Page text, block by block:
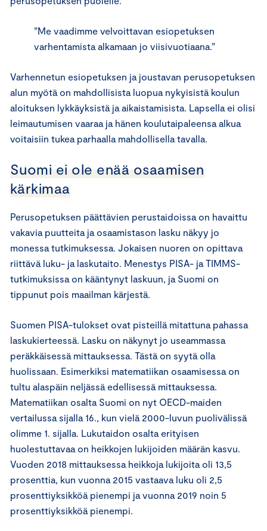
”Me vaadimme velvoittavan esiopetuksen
varhentamista alkamaan jo viisivuotiaana.”
Varhennetun esiopetuksen ja joustavan perusopetuksen
alun myötä on mahdollisista luopua nykyisistä koulun
aloituksen lykkäyksistä ja aikaistamisista. Lapsella ei olisi
leimautumisen vaaraa ja hänen koulutaipaleensa alkua
voitaisiin tukea parhaalla mahdollisella tavalla.
Suomi ei ole enää osaamisen
kärkimaa
Perusopetuksen päättävien perustaidoissa on havaittu
vakavia puutteita ja osaamistason lasku näkyy jo
monessa tutkimuksessa. Jokaisen nuoren on opittava
riittävä luku- ja laskutaito. Menestys PISA- ja TIMMS-
tutkimuksissa on kääntynyt laskuun, ja Suomi on
tippunut pois maailman kärjestä.
Suomen PISA-tulokset ovat pisteillä mitattuna pahassa
laskukierteessä. Lasku on näkynyt jo useammassa
peräkkäisessä mittauksessa. Tästä on syytä olla
huolissaan. Esimerkiksi matematiikan osaamisessa on
tultu alaspäin neljässä edellisessä mittauksessa.
Matematiikan osalta Suomi on nyt OECD-maiden
vertailussa sijalla 16., kun vielä 2000-luvun puolivälissä
olimme 1. sijalla. Lukutaidon osalta erityisen
huolestuttavaa on heikkojen lukijoiden määrän kasvu.
Vuoden 2018 mittauksessa heikkoja lukijoita oli 13,5
prosenttia, kun vuonna 2015 vastaava luku oli 2,5
prosenttiyksikköä pienempi ja vuonna 2019 noin 5
prosenttiyksikköä pienempi.